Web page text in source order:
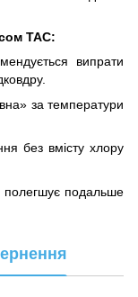
TAC:
випрати
за температури
без вмісту хлору
полегшує подальше